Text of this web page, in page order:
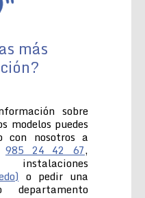
más
sobre
modelos puedes
con nosotros a
985 24 42 67,
o pedir una